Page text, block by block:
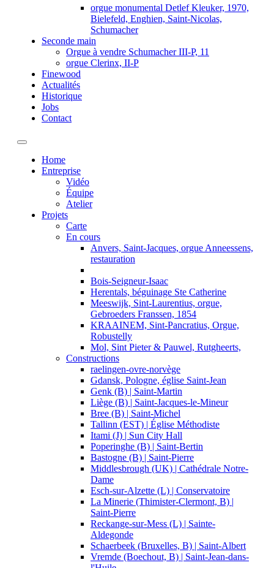
orgue monumental Detlef Kleuker, 1970,
Bielefeld, Enghien, Saint-Nicolas,
Schumacher
Seconde main
Orgue à vendre Schumacher III-P, 11
orgue Clerinx, II-P
Finewood
Actualités
Historique
Jobs
Contact
Toggle navigation
Home
Entreprise
Vidéo
Équipe
Atelier
Projets
Carte
En cours
Anvers, Saint-Jacques, orgue Anneessens,
restauration
Bois-Seigneur-Isaac
Herentals, béguinage Ste Catherine
Meeswijk, Sint-Laurentius, orgue,
Gebroeders Franssen, 1854
KRAAINEM, Sint-Pancratius, Orgue,
Robustelly
Mol, Sint Pieter & Pauwel, Rutgheerts,
Constructions
raelingen-ovre-norvège
Gdansk, Pologne, église Saint-Jean
Genk (B) | Saint-Martin
Liège (B) | Saint-Jacques-le-Mineur
Bree (B) | Saint-Michel
Tallinn (EST) | Église Méthodiste
Itami (J) | Sun City Hall
Poperinghe (B) | Saint-Bertin
Bastogne (B) | Saint-Pierre
Middlesbrough (UK) | Cathédrale Notre-
Dame
Esch-sur-Alzette (L) | Conservatoire
La Minerie (Thimister-Clermont, B) |
Saint-Pierre
Reckange-sur-Mess (L) | Sainte-
Aldegonde
Schaerbeek (Bruxelles, B) | Saint-Albert
Vremde (Boechout, B) | Saint-Jean-dans-